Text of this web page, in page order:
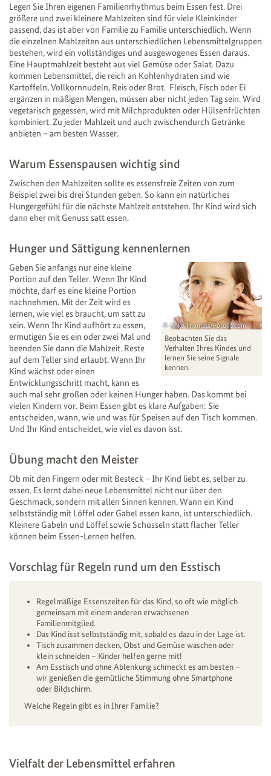
Legen Sie Ihren eigenen Familienrhythmus beim Essen fest. Drei
größere und zwei kleinere Mahlzeiten sind für viele Kleinkinder
passend, das ist aber von Familie zu Familie unterschiedlich. Wenn
die einzelnen Mahlzeiten aus unterschiedlichen Lebensmittelgruppen
bestehen, wird ein vollständiges und ausgewogenes Essen daraus.
Eine Hauptmahlzeit besteht aus viel Gemüse oder Salat. Dazu
kommen Lebensmittel, die reich an Kohlenhydraten sind wie
Kartoffeln, Vollkornnudeln, Reis oder Brot. Fleisch, Fisch oder Ei
ergänzen in mäßigen Mengen, müssen aber nicht jeden Tag sein. Wird
vegetarisch gegessen, wird mit Milchprodukten oder Hülsenfrüchten
kombiniert. Zu jeder Mahlzeit und auch zwischendurch Getränke
anbieten – am besten Wasser.
Warum Essenspausen wichtig sind
Zwischen den Mahlzeiten sollte es essensfreie Zeiten von zum
Beispiel zwei bis drei Stunden geben. So kann ein natürliches
Hungergefühl für die nächste Mahlzeit entstehen. Ihr Kind wird sich
dann eher mit Genuss satt essen.
Hunger und Sättigung kennenlernen
Anke Thomass/Fotolia.com
Beobachten Sie das
Verhalten Ihres Kindes und
lernen Sie seine Signale
kennen.
Geben Sie anfangs nur eine kleine
Portion auf den Teller. Wenn Ihr Kind
möchte, darf es eine kleine Portion
nachnehmen. Mit der Zeit wird es
lernen, wie viel es braucht, um satt zu
sein. Wenn Ihr Kind aufhört zu essen,
ermutigen Sie es ein oder zwei Mal und
beenden Sie dann die Mahlzeit. Reste
auf dem Teller sind erlaubt. Wenn Ihr
Kind wächst oder einen
Entwicklungsschritt macht, kann es
auch mal sehr großen oder keinen Hunger haben. Das kommt bei
vielen Kindern vor. Beim Essen gibt es klare Aufgaben: Sie
entscheiden, wann, wie und was für Speisen auf den Tisch kommen.
Und Ihr Kind entscheidet, wie viel es davon isst.
Übung macht den Meister
Ob mit den Fingern oder mit Besteck – Ihr Kind liebt es, selber zu
essen. Es lernt dabei neue Lebensmittel nicht nur über den
Geschmack, sondern mit allen Sinnen kennen. Wann ein Kind
selbstständig mit Löffel oder Gabel essen kann, ist unterschiedlich.
Kleinere Gabeln und Löffel sowie Schüsseln statt flacher Teller
können beim Essen-Lernen helfen.
Vorschlag für Regeln rund um den Esstisch
Regelmäßige Essenszeiten für das Kind, so oft wie möglich
gemeinsam mit einem anderen erwachsenen
Familienmitglied.
Das Kind isst selbstständig mit, sobald es dazu in der Lage ist.
Tisch zusammen decken, Obst und Gemüse waschen oder
klein schneiden – Kinder helfen gerne mit!
Am Esstisch und ohne Ablenkung schmeckt es am besten –
wir genießen die gemütliche Stimmung ohne Smartphone
oder Bildschirm.
Welche Regeln gibt es in Ihrer Familie?
Vielfalt der Lebensmittel erfahren